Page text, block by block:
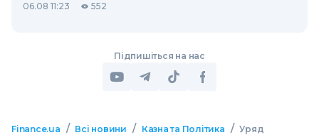
06.08 11:23 552
Підпишіться на нас
Finance.ua / Всі новини / Казна та Політика / Уряд